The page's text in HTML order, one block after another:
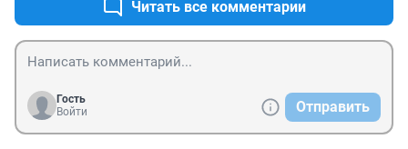
70 а 90, итог мог быть совсем другой. Так что
правильно, пусть или по человечески делают, или
платят.
Читать все комментарии
Гость
Войти
Отправить